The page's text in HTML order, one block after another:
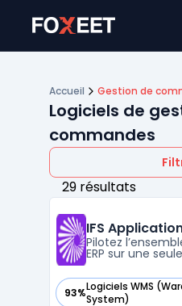
Accueil Gestion de
Logiciels de
commandes
29 résultats
IFS
Pilotez
ERP sur une
93%Logiciels WMS
System)
— voir IFS Applications